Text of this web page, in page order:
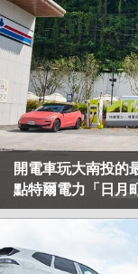
開電車玩大南投的
點特爾電力「日月